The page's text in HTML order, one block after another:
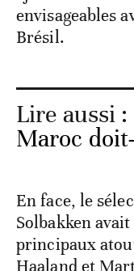
envisageables
Brésil.
Lire aussi :
Maroc
En face, le
Solbakken
principaux
Haaland et